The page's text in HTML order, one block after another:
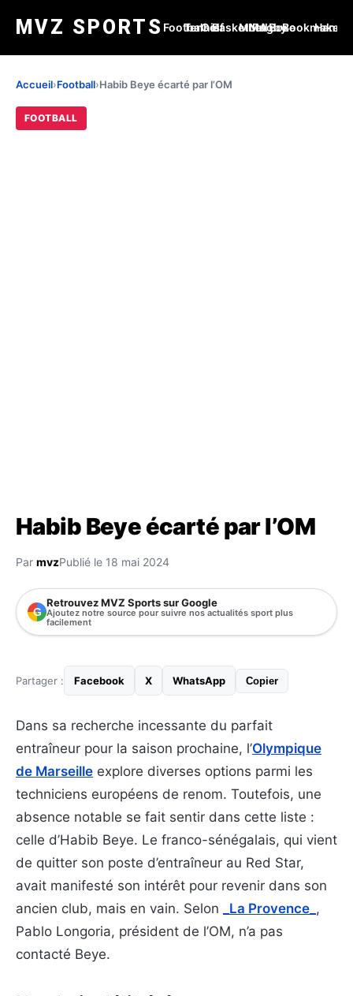
MVZ SPORTS Football
Tennis
GolfBasketball
MMARugby
BoxeBookmakers
Accueil›Football›Habib Beye écarté par l’OM
FOOTBALL
Habib Beye écarté par l’OM
Par mvzPublié le 18 mai 2024
G
Retrouvez MVZ Sports sur Google
Ajoutez notre source pour suivre nos actualités sport plus
facilement
Partager : Facebook X WhatsApp Copier
Dans sa recherche incessante du parfait
entraîneur pour la saison prochaine, l’Olympique
de Marseille explore diverses options parmi les
techniciens européens de renom. Toutefois, une
absence notable se fait sentir dans cette liste :
celle d’Habib Beye. Le franco-sénégalais, qui vient
de quitter son poste d’entraîneur au Red Star,
avait manifesté son intérêt pour revenir dans son
ancien club, mais en vain. Selon
_La Provence_ ,
Pablo Longoria, président de l’OM, n’a pas
contacté Beye.